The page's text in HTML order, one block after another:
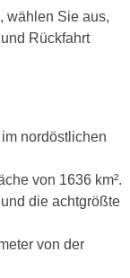
wählen Sie aus,
Rückfahrt
nordöstlichen
von 1636 km².
die achtgrößte
von der